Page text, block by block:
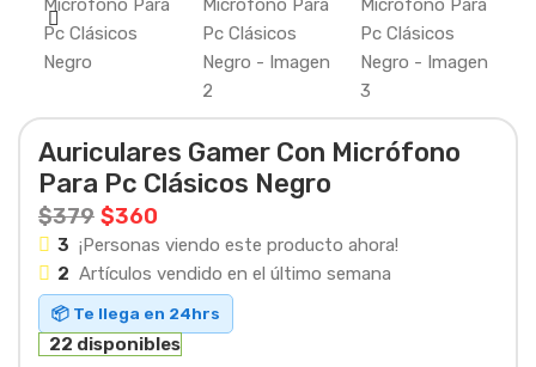
Auriculares Gamer Con Micrófono
Para Pc Clásicos Negro
$379 $360
3 ¡Personas viendo este producto ahora!
2 Artículos vendido en el último semana
📦 Te llega en 24hrs
22 disponibles